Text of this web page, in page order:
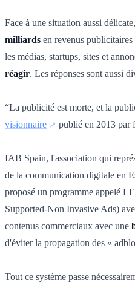
Face à une situation aussi
milliards en revenus
les médias, startups, sites et
réagir. Les réponses sont aussi
“La publicité est morte, et la
visionnaire
publié en 2013 par
IAB Spain, l'association qui
de la communication digitale en
proposé un programme appelé
Supported-Non Invasive Ads)
contenus commerciaux avec une
d'éviter la propagation des «
Tout ce système passe